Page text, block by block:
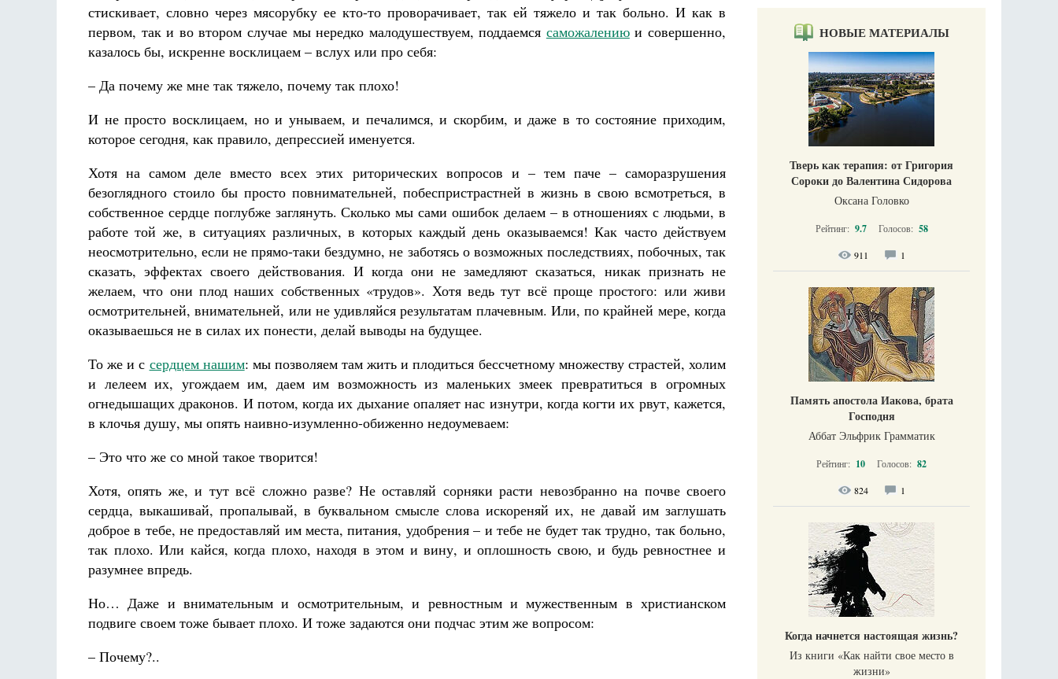
стискивает, словно через мясорубку ее кто-то проворачивает, так ей тяжело и так больно. И как в
первом, так и во втором случае мы нередко малодушествуем, поддаемся саможалениюи совершенно,
казалось бы, искренне восклицаем – вслух или про себя:
– Да почему же мне так тяжело, почему так плохо!
И не просто восклицаем, но и унываем, и печалимся, и скорбим, и даже в то состояние приходим,
которое сегодня, как правило, депрессией именуется.
Хотя на самом деле вместо всех этих риторических вопросов и – тем паче – саморазрушения
безоглядного стоило бы просто повнимательней, побеспристрастней в жизнь в свою всмотреться, в
собственное сердце поглубже заглянуть. Сколько мы сами ошибок делаем – в отношениях с людьми, в
работе той же, в ситуациях различных, в которых каждый день оказываемся! Как часто действуем
неосмотрительно, если не прямо-таки бездумно, не заботясь о возможных последствиях, побочных, так
сказать, эффектах своего действования. И когда они не замедляют сказаться, никак признать не
желаем, что они плод наших собственных «трудов». Хотя ведь тут всё проще простого: или живи
осмотрительней, внимательней, или не удивляйся результатам плачевным. Или, по крайней мере, когда
оказываешься не в силах их понести, делай выводы на будущее.
То же и с сердцем нашим: мы позволяем там жить и плодиться бессчетному множеству страстей, холим
и лелеем их, угождаем им, даем им возможность из маленьких змеек превратиться в огромных
огнедышащих драконов. И потом, когда их дыхание опаляет нас изнутри, когда когти их рвут, кажется,
в клочья душу, мы опять наивно-изумленно-обиженно недоумеваем:
– Это что же со мной такое творится!
Хотя, опять же, и тут всё сложно разве? Не оставляй сорняки расти невозбранно на почве своего
сердца, выкашивай, пропалывай, в буквальном смысле слова искореняй их, не давай им заглушать
доброе в тебе, не предоставляй им места, питания, удобрения – и тебе не будет так трудно, так больно,
так плохо. Или кайся, когда плохо, находя в этом и вину, и оплошность свою, и будь ревностнее и
разумнее впредь.
Но… Даже и внимательным и осмотрительным, и ревностным и мужественным в христианском
подвиге своем тоже бывает плохо. И тоже задаются они подчас этим же вопросом:
– Почему?..
НОВЫЕ МАТЕРИАЛЫ
Тверь как терапия: от Григория
Сороки до Валентина Сидорова
Оксана Головко
Рейтинг: 9.7 Голосов: 58
911 1
Память апостола Иакова, брата
Господня
Аббат Эльфрик Грамматик
Рейтинг: 10 Голосов: 82
824 1
Когда начнется настоящая жизнь?
Из книги «Как найти свое место в
жизни​»